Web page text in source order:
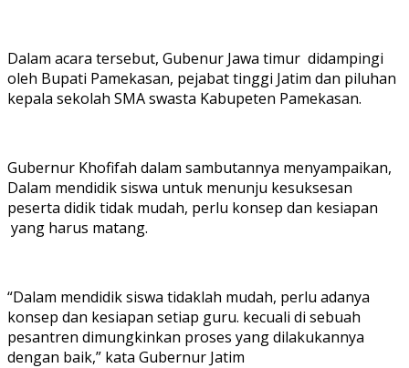
Dalam acara tersebut, Gubenur Jawa timur didampingi
oleh Bupati Pamekasan, pejabat tinggi Jatim dan piluhan
kepala sekolah SMA swasta Kabupeten Pamekasan.
Gubernur Khofifah dalam sambutannya menyampaikan,
Dalam mendidik siswa untuk menunju kesuksesan
peserta didik tidak mudah, perlu konsep dan kesiapan
yang harus matang.
“Dalam mendidik siswa tidaklah mudah, perlu adanya
konsep dan kesiapan setiap guru. kecuali di sebuah
pesantren dimungkinkan proses yang dilakukannya
dengan baik,” kata Gubernur Jatim